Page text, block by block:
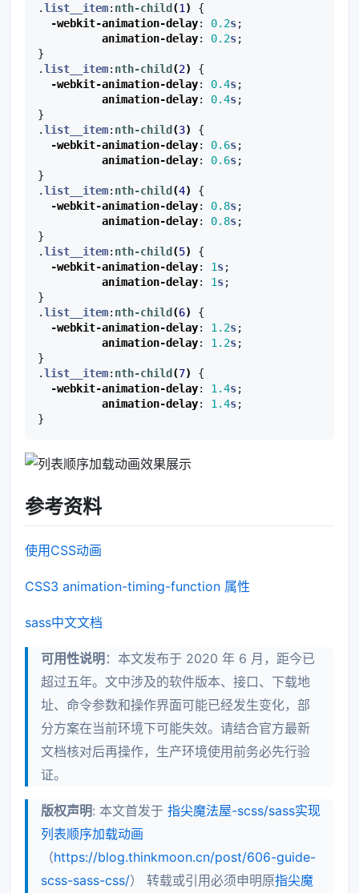
.list__item: nth-child (1 )
{
-webkit-animation-delay: 0.2s;
animation-delay: 0.2s;
}
.list__item: nth-child (2)
{
-webkit-animation-delay: 0.4s;
animation-delay: 0.4s;
}
.list__item: nth-child (3)
{
-webkit-animation-delay: 0.6s;
animation-delay: 0.6s;
}
.list__item: nth-child (4)
{
-webkit-animation-delay: 0.8s;
animation-delay: 0.8s;
}
.list__item: nth-child (5)
{
-webkit-animation-delay: 1s;
animation-delay: 1s;
}
.list__item: nth-child (6)
{
-webkit-animation-delay: 1.2s;
animation-delay: 1.2s;
}
.list__item: nth-child (7)
{
-webkit-animation-delay: 1.4s;
animation-delay: 1.4s;
}
参考资料
使用CSS动画
CSS3 animation-timing-function 属性
sass中文文档
可用性说明 ：本文发布于 2020 年 6 月，距今已
超过五年。文中涉及的软件版本、接口、下载地
址、命令参数和操作界面可能已经发生变化，部
分方案在当前环境下可能失效。请结合官方最新
文档核对后再操作，生产环境使用前务必先行验
证。
版权声明: 本文首发于 指尖魔法屋-scss/sass实现
列表顺序加载动画
（https://blog.thinkmoon.cn/post/606-guide-
scss-sass-css/） 转载或引用必须申明原指尖魔